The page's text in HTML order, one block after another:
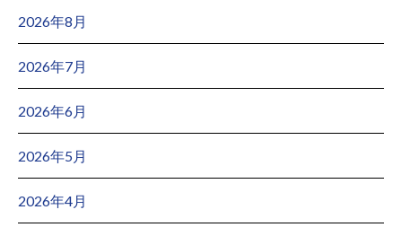
2026年8月
2026年7月
2026年6月
2026年5月
2026年4月